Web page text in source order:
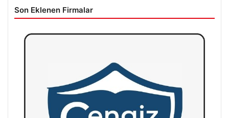
Son Eklenen Firmalar